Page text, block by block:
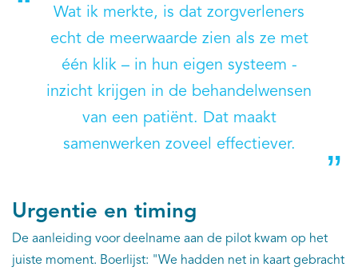
Wat ik merkte, is dat zorgverleners
echt de meerwaarde zien als ze met
één klik – in hun eigen systeem -
inzicht krijgen in de behandelwensen
van een patiënt. Dat maakt
samenwerken zoveel effectiever.
Urgentie en timing
De aanleiding voor deelname aan de pilot kwam op het
juiste moment. Boerlijst: "We hadden net in kaart gebracht